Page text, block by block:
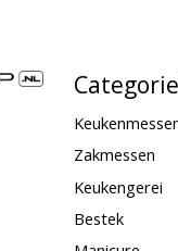
Zakmessen
Keukengerei
Bestek